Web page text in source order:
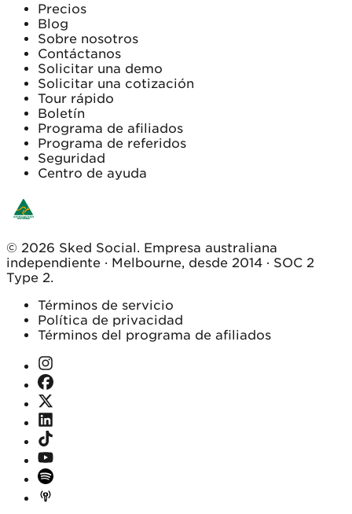
Precios
Blog
Sobre nosotros
Contáctanos
Solicitar una demo
Solicitar una cotización
Tour rápido
Boletín
Programa de afiliados
Programa de referidos
Seguridad
Centro de ayuda
© 2026 Sked Social. Empresa australiana
independiente · Melbourne, desde 2014 · SOC 2
Type 2.
Términos de servicio
Política de privacidad
Términos del programa de afiliados